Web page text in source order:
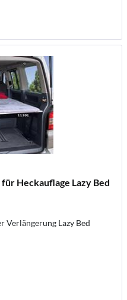
Heckauflage Lazy Bed
Lazy Bed